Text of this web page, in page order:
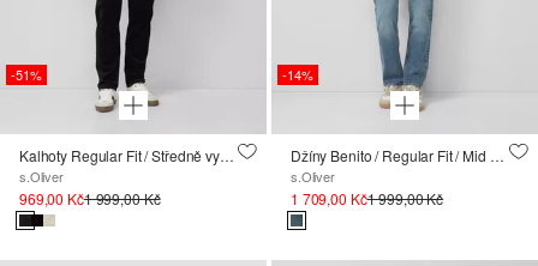
-51%
Kalhoty Regular Fit / Středně vysoký pas / Straight Leg / Manšestr
s.Oliver
969,00 Kč1 999,00 Kč
-14%
Džíny Benito / Regular Fit / Mid Rise / Straight Leg
s.Oliver
1 709,00 Kč1 999,00 Kč